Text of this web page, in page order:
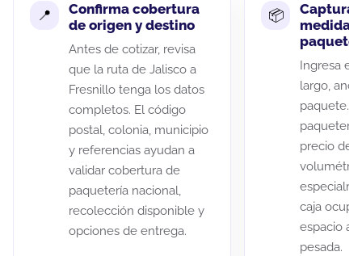
Confirma cobertura
de origen y destino
Antes de cotizar, revisa
que la ruta de Jalisco a
Fresnillo tenga los datos
completos. El código
postal, colonia, municipio
y referencias ayudan a
validar cobertura de
paquetería nacional,
recolección disponible y
opciones de entrega.
Captura
medidas
paquete
Ingresa el
largo,
paquete.
precio de
caja
espacio
pesada.